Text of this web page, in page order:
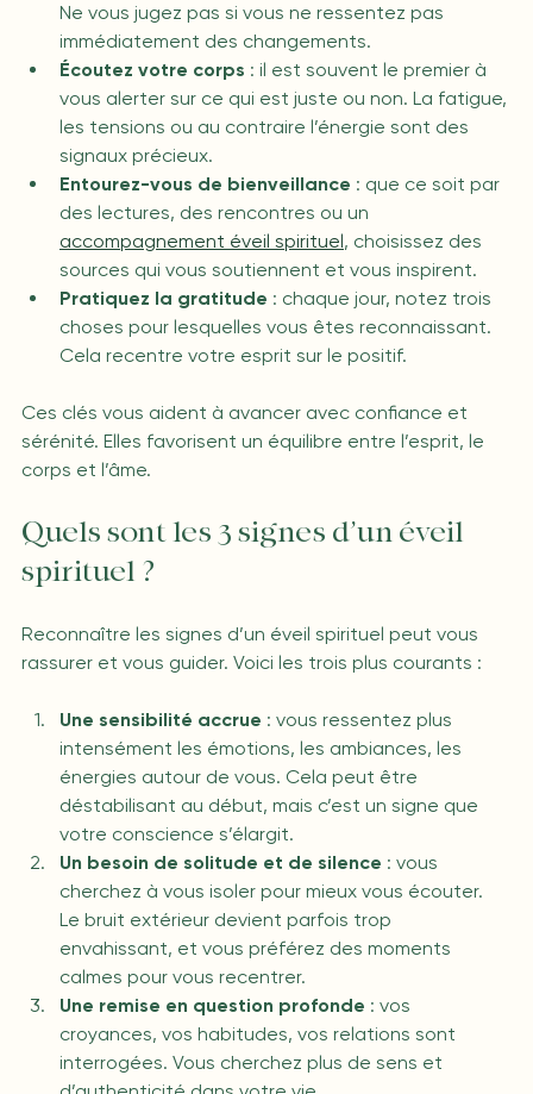
Ne vous jugez pas si vous ne ressentez pas
immédiatement des changements.
Écoutez votre corps : il est souvent le premier à
vous alerter sur ce qui est juste ou non. La fatigue,
les tensions ou au contraire l’énergie sont des
signaux précieux.
Entourez-vous de bienveillance : que ce soit par
des lectures, des rencontres ou un
accompagnement éveil spirituel, choisissez des
sources qui vous soutiennent et vous inspirent.
Pratiquez la gratitude : chaque jour, notez trois
choses pour lesquelles vous êtes reconnaissant.
Cela recentre votre esprit sur le positif.
Ces clés vous aident à avancer avec confiance et
sérénité. Elles favorisent un équilibre entre l’esprit, le
corps et l’âme.
Quels sont les 3 signes d’un éveil
spirituel ?
Reconnaître les signes d’un éveil spirituel peut vous
rassurer et vous guider. Voici les trois plus courants :
Une sensibilité accrue : vous ressentez plus
intensément les émotions, les ambiances, les
énergies autour de vous. Cela peut être
déstabilisant au début, mais c’est un signe que
votre conscience s’élargit.
Un besoin de solitude et de silence : vous
cherchez à vous isoler pour mieux vous écouter.
Le bruit extérieur devient parfois trop
envahissant, et vous préférez des moments
calmes pour vous recentrer.
Une remise en question profonde : vos
croyances, vos habitudes, vos relations sont
interrogées. Vous cherchez plus de sens et